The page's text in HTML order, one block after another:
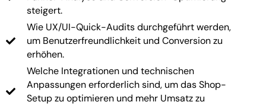
steigert.
Wie UX/UI-Quick-Audits durchgeführt werden,
um Benutzerfreundlichkeit und Conversion zu
erhöhen.
Welche Integrationen und technischen
Anpassungen erforderlich sind, um das Shop-
Setup zu optimieren und mehr Umsatz zu